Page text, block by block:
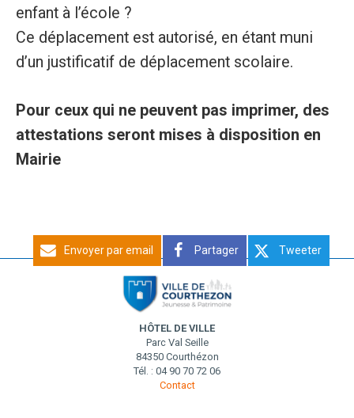
enfant à l’école ?
Ce déplacement est autorisé, en étant muni
d’un justificatif de déplacement scolaire.
Pour ceux qui ne peuvent pas imprimer, des
attestations seront mises à disposition en
Mairie
Envoyer par email Partager Tweeter
HÔTEL DE VILLE
Parc Val Seille
84350 Courthézon
Tél. : 04 90 70 72 06
Contact